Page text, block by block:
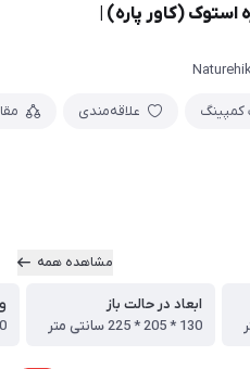
نیچرهایک 4 نفره استوک (کاور پاره) |
کمپینگ علاقه‌مندی
مشاهده همه
ابعاد در حالت باز
130 * 205 * 225 سانتی متر